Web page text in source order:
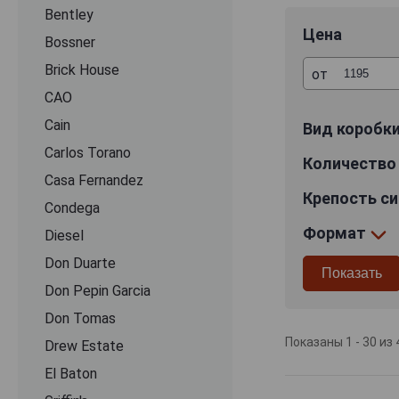
Bentley
Bossner
Brick House
CAO
Cain
Carlos Torano
Casa Fernandez
Condega
Diesel
Don Duarte
Don Pepin Garcia
Don Tomas
Drew Estate
El Baton
почетные
К 2005 году
6 млн сигар, а
сохранили
произведений
сигары Oliva.
шоколада,
высоком
шкатулках
Цена
от
Вид коробки
Количество
Крепость
Формат
Показаны 1 - 30 из